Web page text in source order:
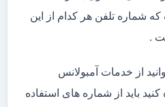
شماره تلفن هر کدام از این
.
از خدمات آمبولانس
باید از شماره های استفاده